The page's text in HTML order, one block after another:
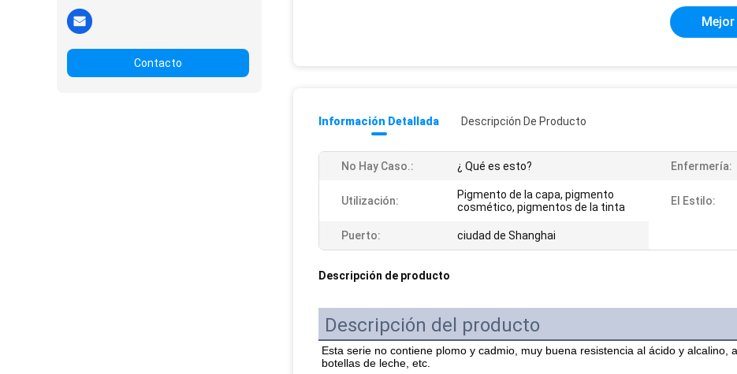
Contacto
Información Detallada Descripción De Producto
No Hay Caso.: ¿ Qué es esto? Enfermería:
Utilización:
Pigmento de la capa, pigmento
cosmético, pigmentos de la tinta
El Estilo:
Puerto: ciudad de Shanghai
Descripción de producto
Descripción del producto
Esta serie no contiene plomo y cadmio, muy buena resistencia al ácido y alcalino,
botellas de leche, etc.